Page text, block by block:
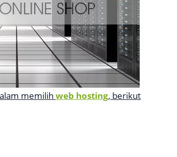
memilih web hosting, berikut